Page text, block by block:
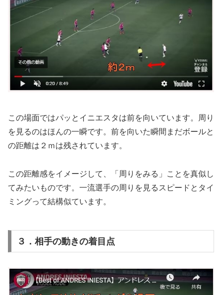
この場面ではパッとイニエスタは前を向いています。周り
を見るのはほんの一瞬です。前を向いた瞬間まだボールと
の距離は２ｍは残されています。
この距離感をイメージして、「周りをみる」ことを真似し
てみたいものです。一流選手の周りを見るスピードとタイ
ミングって結構似ています。
３．相手の動きの着目点